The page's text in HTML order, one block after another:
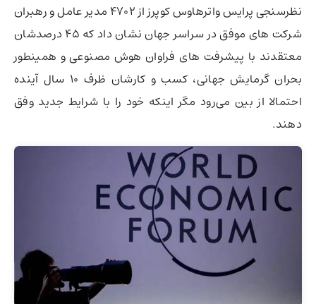
نظرسنجی پرایس واترهاوس کوپرز از 4702 مدیر عامل و رهبران
شرکت های موفق در سراسر جهان نشان داد که 45 درصدشان
معتقدند با پیشرفت های فراوان هوش مصنوعی و همینطور
بحران گرمایش جهانی، کسب و کارشان ظرف 10 سال آینده
احتمالا از بین می‌رود مگر اینکه خود را با شرایط جدید وفق
دهند.